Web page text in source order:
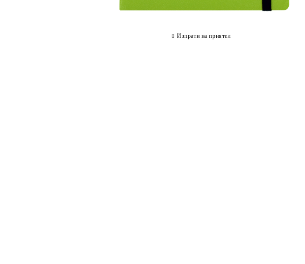
Изпрати на приятел